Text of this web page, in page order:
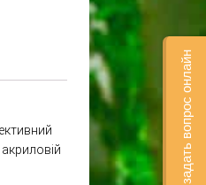
задать вопрос онлайн